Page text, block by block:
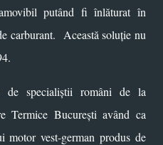
putând fi înlăturat în
carburant. Această soluție nu
de specialiștii români de la
Termice București având ca
motor vest-german produs de